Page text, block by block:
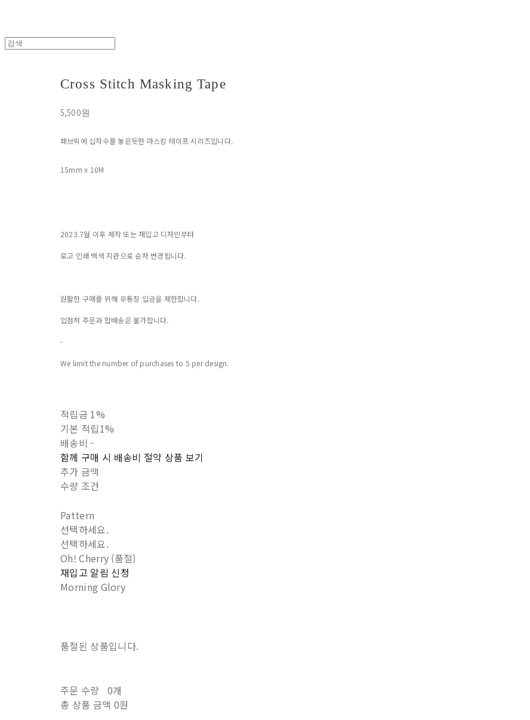
Cross Stitch Masking Tape
5,500원
패브릭에 십자수를 놓은듯한 마스킹 테이프 시리즈입니다.
15mm x 10M
2023.7월 이후 제작 또는 재입고 디자인부터
로고 인쇄 백색 지관으로 순차 변경됩니다.
원활한 구매를 위해 무통장 입금을 제한합니다.
입점처 주문과 합배송은 불가합니다.
-
We limit the number of purchases to 5 per design.
적립금 1%
기본 적립1%
배송비 -
함께 구매 시 배송비 절약 상품 보기
추가 금액
수량 조건
Pattern
선택하세요.
선택하세요.
Oh! Cherry (품절)
재입고 알림 신청
Morning Glory
품절된 상품입니다.
주문 수량
0개
총 상품 금액 0원